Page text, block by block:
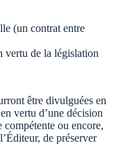
(un contrat entre
vertu de la législation
être divulguées en
vertu d’une décision
ou encore,
de préserver